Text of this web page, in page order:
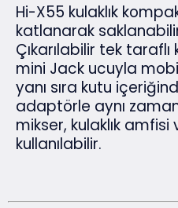
Hi-X55 kulaklık
katlanarak
Çıkarılabilir tek
mini Jack ucuyla
yanı sıra kutu
adaptörle aynı
mikser, kulaklık
kullanılabilir.